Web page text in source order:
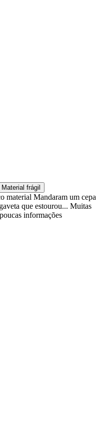
Material frágil
material Mandaram um cepa
que estourou... Muitas
informações